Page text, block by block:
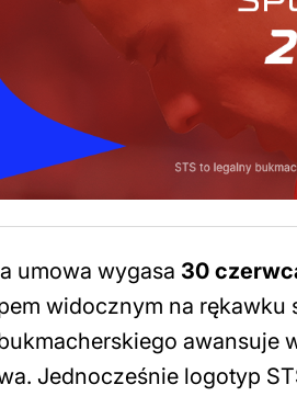
umowa wygasa 30
widocznym na
awansuje
Jednocześnie logotyp